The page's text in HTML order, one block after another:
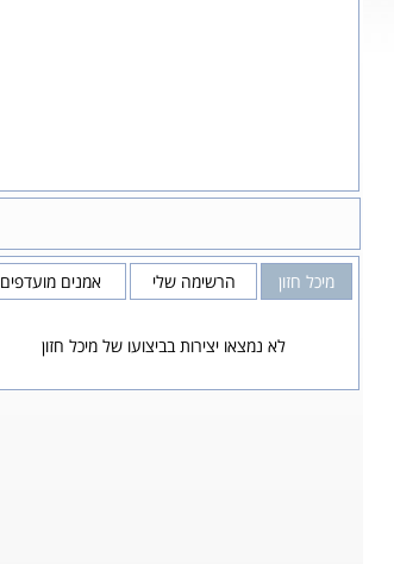
מיכל חזון הרשימה שלי אמנים מועדפים
לא נמצאו יצירות בביצועו של מיכל חזון